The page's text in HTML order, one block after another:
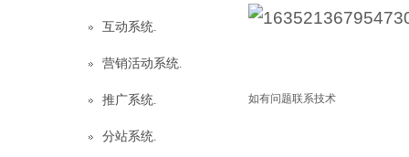
互动系统.
营销活动系统.
推广系统.
分站系统.
如有问题联系技术